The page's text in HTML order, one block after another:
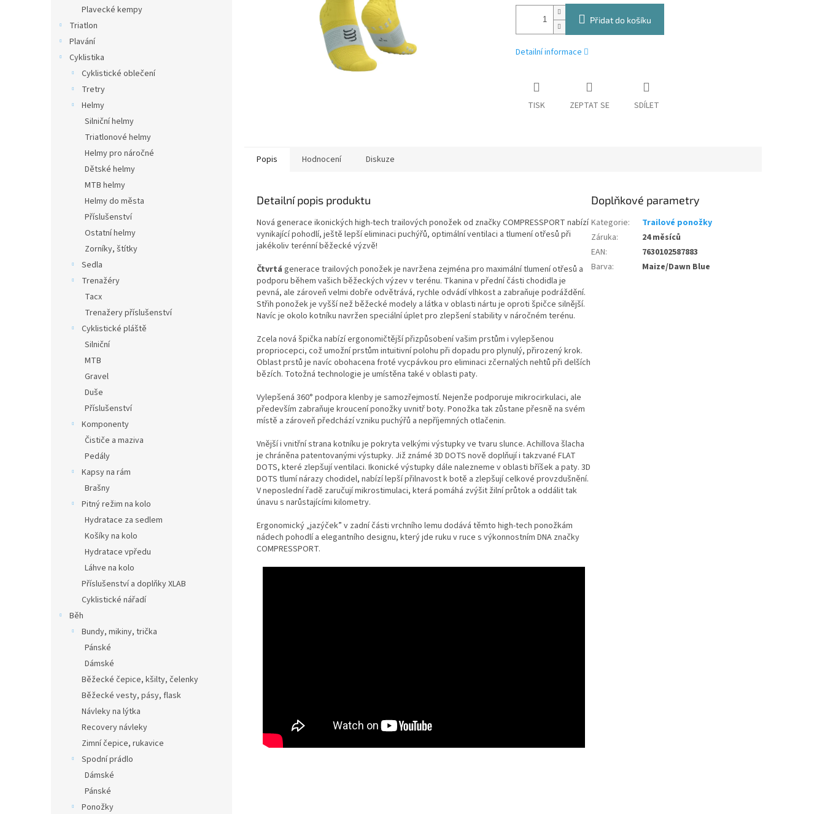
Plavecké kempy
Triatlon
Plavání
Cyklistika
Cyklistické oblečení
Tretry
Helmy
Silniční helmy
Triatlonové helmy
Helmy pro náročné
Dětské helmy
MTB helmy
Helmy do města
Příslušenství
Ostatní helmy
Zorníky, štítky
Sedla
Trenažéry
Tacx
Trenažery příslušenství
Cyklistické pláště
Silniční
MTB
Gravel
Duše
Příslušenství
Komponenty
Čističe a maziva
Pedály
Kapsy na rám
Brašny
Pitný režim na kolo
Hydratace za sedlem
Košíky na kolo
Hydratace vpředu
Láhve na kolo
Příslušenství a doplňky XLAB
Cyklistické nářadí
Běh
Bundy, mikiny, trička
Pánské
Dámské
Běžecké čepice, kšilty, čelenky
Běžecké vesty, pásy, flask
Návleky na lýtka
Recovery návleky
Zimní čepice, rukavice
Spodní prádlo
Dámské
Pánské
Ponožky
Přidat do košíku
Detailní informace
TISK ZEPTAT SE SDÍLET
Popis Hodnocení Diskuze
Detailní popis produktu
Nová generace ikonických high-tech trailových ponožek od značky COMPRESSPORT nabízí
vynikající pohodlí, ještě lepší eliminaci puchýřů, optimální ventilaci a tlumení otřesů při
jakékoliv terénní běžecké výzvě!
Čtvrtá generace trailových ponožek je navržena zejména pro maximální tlumení otřesů a
podporu během vašich běžeckých výzev v terénu. Tkanina v přední části chodidla je
pevná, ale zároveň velmi dobře odvětrává, rychle odvádí vlhkost a zabraňuje podráždění.
Střih ponožek je vyšší než běžecké modely a látka v oblasti nártu je oproti špičce silnější.
Navíc je okolo kotníku navržen speciální úplet pro zlepšení stability v náročném terénu.
Zcela nová špička nabízí ergonomičtější přizpůsobení vašim prstům i vylepšenou
propriocepci, což umožní prstům intuitivní polohu při dopadu pro plynulý, přirozený krok.
Oblast prstů je navíc obohacena froté vycpávkou pro eliminaci zčernalých nehtů při delších
bězích. Totožná technologie je umístěna také v oblasti paty.
Vylepšená 360° podpora klenby je samozřejmostí. Nejenže podporuje mikrocirkulaci, ale
především zabraňuje kroucení ponožky uvnitř boty. Ponožka tak zůstane přesně na svém
místě a zároveň předchází vzniku puchýřů a nepříjemných otlačenin.
Vnější i vnitřní strana kotníku je pokryta velkými výstupky ve tvaru slunce. Achillova šlacha
je chráněna patentovanými výstupky. Již známé 3D DOTS nově doplňují i takzvané FLAT
DOTS, které zlepšují ventilaci. Ikonické výstupky dále nalezneme v oblasti bříšek a paty. 3D
DOTS tlumí nárazy chodidel, nabízí lepší přilnavost k botě a zlepšují celkové provzdušnění.
V neposlední řadě zaručují mikrostimulaci, která pomáhá zvýšit žilní průtok a oddálit tak
únavu s narůstajícími kilometry.
Ergonomický „jazýček” v zadní části vrchního lemu dodává těmto high-tech ponožkám
nádech pohodlí a elegantního designu, který jde ruku v ruce s výkonnostním DNA značky
COMPRESSPORT.
Doplňkové parametry
Kategorie:
Trailové ponožky
Záruka:
24 měsíců
EAN:
7630102587883
Barva: Maize/Dawn Blue
shop.etriatlon.cz - Chat